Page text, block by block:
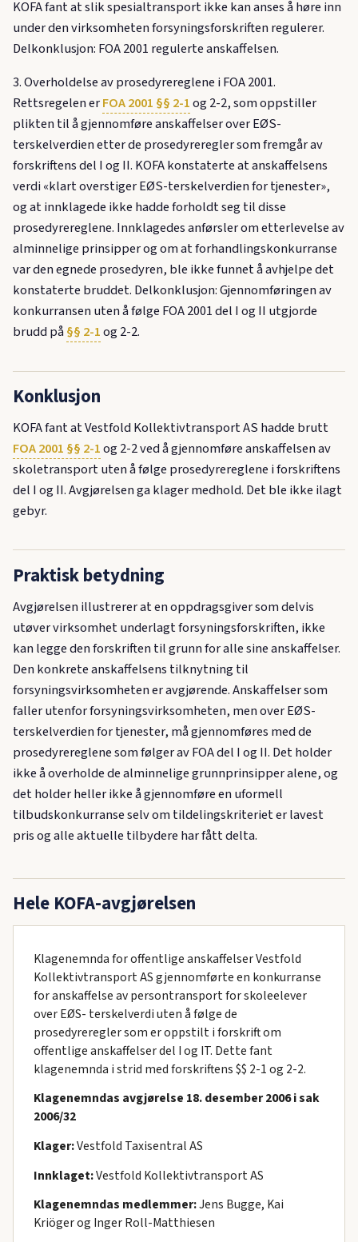
KOFA fant at slik spesialtransport ikke kan anses å høre inn
under den virksomheten forsyningsforskriften regulerer.
Delkonklusjon: FOA 2001 regulerte anskaffelsen.
3. Overholdelse av prosedyrereglene i FOA 2001.
Rettsregelen erFOA 2001 §§ 2-1og 2-2, som oppstiller
plikten til å gjennomføre anskaffelser over EØS-
terskelverdien etter de prosedyreregler som fremgår av
forskriftens del I og II. KOFA konstaterte at anskaffelsens
verdi «klart overstiger EØS-terskelverdien for tjenester»,
og at innklagede ikke hadde forholdt seg til disse
prosedyrereglene. Innklagedes anførsler om etterlevelse av
alminnelige prinsipper og om at forhandlingskonkurranse
var den egnede prosedyren, ble ikke funnet å avhjelpe det
konstaterte bruddet. Delkonklusjon: Gjennomføringen av
konkurransen uten å følge FOA 2001 del I og II utgjorde
brudd på§§ 2-1og 2-2.
Konklusjon
KOFA fant at Vestfold Kollektivtransport AS hadde brutt
FOA 2001 §§ 2-1og 2-2 ved å gjennomføre anskaffelsen av
skoletransport uten å følge prosedyrereglene i forskriftens
del I og II. Avgjørelsen ga klager medhold. Det ble ikke ilagt
gebyr.
Praktisk betydning
Avgjørelsen illustrerer at en oppdragsgiver som delvis
utøver virksomhet underlagt forsyningsforskriften, ikke
kan legge den forskriften til grunn for alle sine anskaffelser.
Den konkrete anskaffelsens tilknytning til
forsyningsvirksomheten er avgjørende. Anskaffelser som
faller utenfor forsyningsvirksomheten, men over EØS-
terskelverdien for tjenester, må gjennomføres med de
prosedyrereglene som følger av FOA del I og II. Det holder
ikke å overholde de alminnelige grunnprinsipper alene, og
det holder heller ikke å gjennomføre en uformell
tilbudskonkurranse selv om tildelingskriteriet er lavest
pris og alle aktuelle tilbydere har fått delta.
Hele KOFA-avgjørelsen
Klagenemnda for offentlige anskaffelser Vestfold
Kollektivtransport AS gjennomførte en konkurranse
for anskaffelse av persontransport for skoleelever
over EØS- terskelverdi uten å følge de
prosedyreregler som er oppstilt i forskrift om
offentlige anskaffelser del I og IT. Dette fant
klagenemnda i strid med forskriftens $$ 2-1 og 2-2.
Klagenemndas avgjørelse 18. desember 2006 i sak
2006/32
Klager:Vestfold Taxisentral AS
Innklaget:Vestfold Kollektivtransport AS
Klagenemndas medlemmer:Jens Bugge, Kai
Kriöger og Inger Roll-Matthiesen